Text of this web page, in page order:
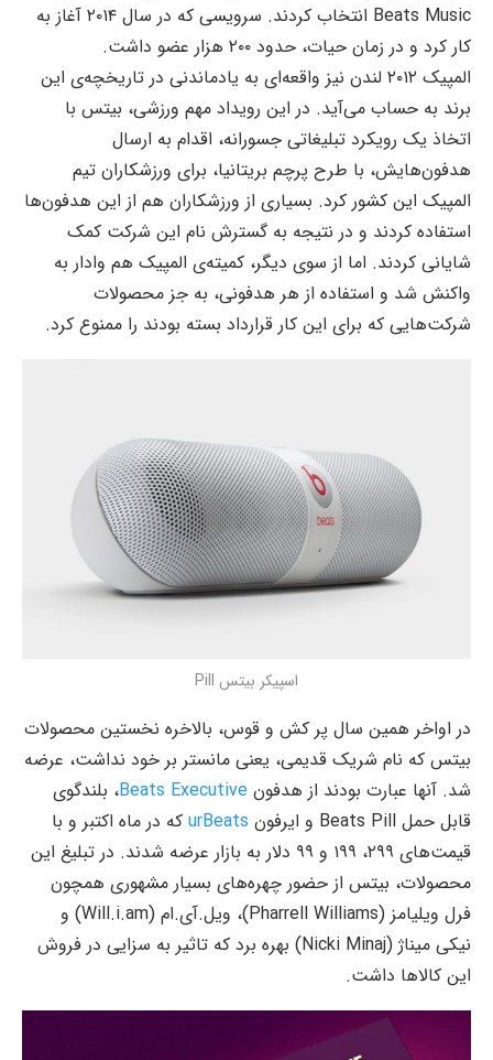
Beats Music انتخاب کردند. سرویسی که در سال ۲۰۱۴ آغاز به
کار کرد و در زمان حیات، حدود ۲۰۰ هزار عضو داشت.
المپیک ۲۰۱۲ لندن نیز واقعه‌ای به یادماندنی در تاریخچه‌ی این
برند به حساب می‌آید. در این رویداد مهم ورزشی، بیتس با
اتخاذ یک رویکرد تبلیغاتی جسورانه، اقدام به ارسال
هدفون‌هایش، با طرح پرچم بریتانیا، برای ورزشکاران تیم
المپیک این کشور کرد. بسیاری از ورزشکاران هم از این هدفون‌ها
استفاده کردند و در نتیجه به گسترش نام این شرکت کمک
شایانی کردند. اما از سوی دیگر، کمیته‌ی المپیک هم وادار به
واکنش شد و استفاده از هر هدفونی، به جز محصولات
شرکت‌هایی که برای این کار قرارداد بسته بودند را ممنوع کرد.
اسپیکر بیتس Pill
در اواخر همین سال پر کش و قوس، بالاخره نخستین محصولات
بیتس که نام شریک قدیمی، یعنی مانستر بر خود نداشت، عرضه
شد. آنها عبارت بودند از هدفون Beats Executive، بلندگوی
قابل حمل Beats Pill و ایرفون
urBeats که در ماه اکتبر و با
قیمت‌های ۲۹۹، ۱۹۹ و ۹۹ دلار به بازار عرضه شدند. در تبلیغ این
محصولات، بیتس از حضور چهره‌های بسیار مشهوری همچون
فرل ویلیامز (Pharrell Williams)، ویل.آی.ام (Will.i.am) و
نیکی میناژ (Nicki Minaj) بهره برد که تاثیر به سزایی در فروش
این کالاها داشت.